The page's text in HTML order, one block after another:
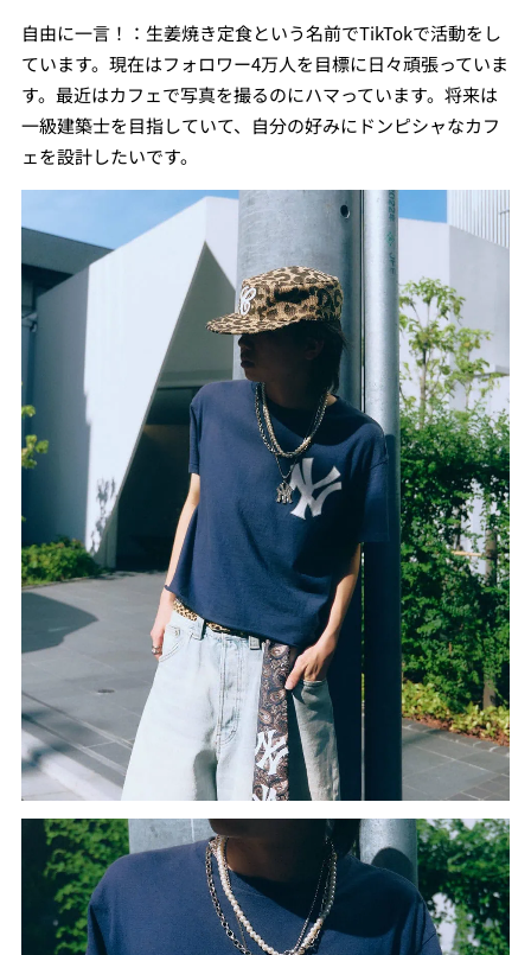
自由に一言！：生姜焼き定食という名前でTikTokで活動をし
ています。現在はフォロワー4万人を目標に日々頑張っていま
す。最近はカフェで写真を撮るのにハマっています。将来は
一級建築士を目指していて、自分の好みにドンピシャなカフ
ェを設計したいです。